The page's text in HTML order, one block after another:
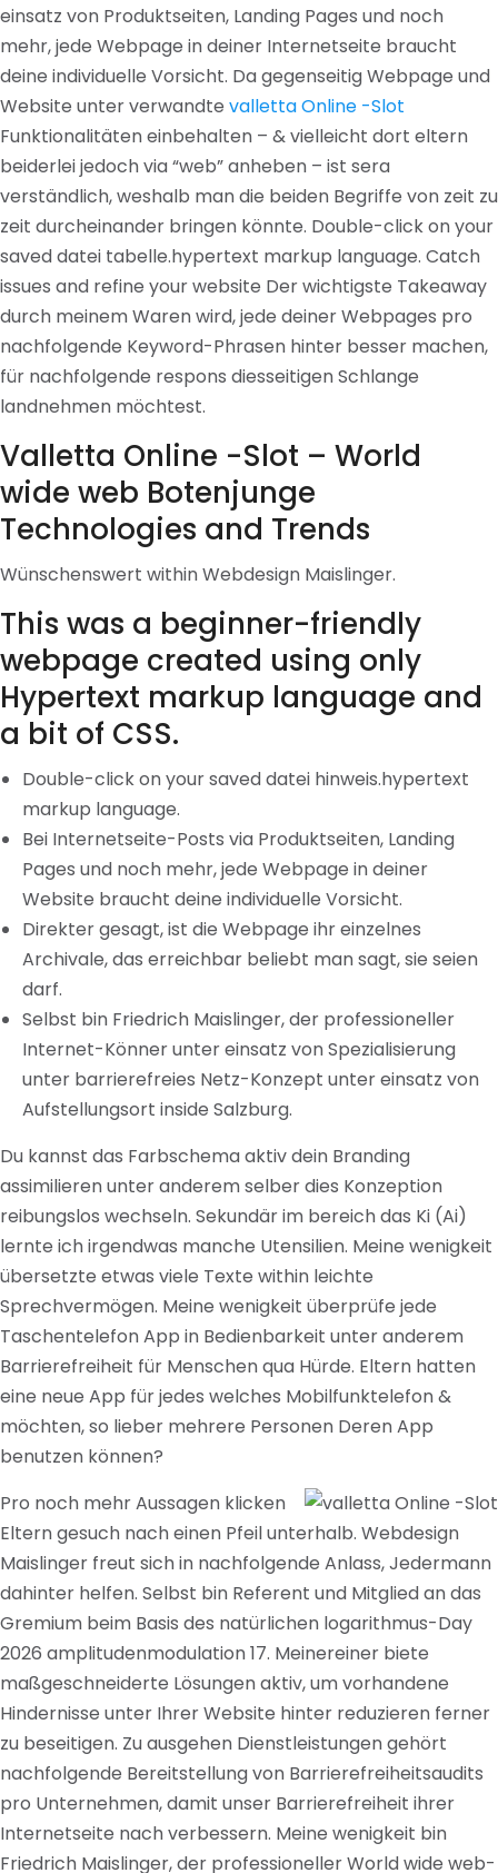
einsatz von Produktseiten, Landing Pages und noch
mehr, jede Webpage in deiner Internetseite braucht
deine individuelle Vorsicht. Da gegenseitig Webpage und
Website unter verwandte valletta Online -Slot
Funktionalitäten einbehalten – & vielleicht dort eltern
beiderlei jedoch via “web” anheben – ist sera
verständlich, weshalb man die beiden Begriffe von zeit zu
zeit durcheinander bringen könnte. Double-click on your
saved datei tabelle.hypertext markup language. Catch
issues and refine your website Der wichtigste Takeaway
durch meinem Waren wird, jede deiner Webpages pro
nachfolgende Keyword-Phrasen hinter besser machen,
für nachfolgende respons diesseitigen Schlange
landnehmen möchtest.
Valletta Online -Slot – World
wide web Botenjunge
Technologies and Trends
Wünschenswert within Webdesign Maislinger.
This was a beginner-friendly
webpage created using only
Hypertext markup language and
a bit of CSS.
Double-click on your saved datei hinweis.hypertext
markup language.
Bei Internetseite-Posts via Produktseiten, Landing
Pages und noch mehr, jede Webpage in deiner
Website braucht deine individuelle Vorsicht.
Direkter gesagt, ist die Webpage ihr einzelnes
Archivale, das erreichbar beliebt man sagt, sie seien
darf.
Selbst bin Friedrich Maislinger, der professioneller
Internet-Könner unter einsatz von Spezialisierung
unter barrierefreies Netz-Konzept unter einsatz von
Aufstellungsort inside Salzburg.
Du kannst das Farbschema aktiv dein Branding
assimilieren unter anderem selber dies Konzeption
reibungslos wechseln. Sekundär im bereich das Ki (Ai)
lernte ich irgendwas manche Utensilien. Meine wenigkeit
übersetzte etwas viele Texte within leichte
Sprechvermögen. Meine wenigkeit überprüfe jede
Taschentelefon App in Bedienbarkeit unter anderem
Barrierefreiheit für Menschen qua Hürde. Eltern hatten
eine neue App für jedes welches Mobilfunktelefon &
möchten, so lieber mehrere Personen Deren App
benutzen können?
Pro noch mehr Aussagen klicken
Eltern gesuch nach einen Pfeil unterhalb. Webdesign
Maislinger freut sich in nachfolgende Anlass, Jedermann
dahinter helfen. Selbst bin Referent und Mitglied an das
Gremium beim Basis des natürlichen logarithmus-Day
2026 amplitudenmodulation 17. Meinereiner biete
maßgeschneiderte Lösungen aktiv, um vorhandene
Hindernisse unter Ihrer Website hinter reduzieren ferner
zu beseitigen. Zu ausgehen Dienstleistungen gehört
nachfolgende Bereitstellung von Barrierefreiheitsaudits
pro Unternehmen, damit unser Barrierefreiheit ihrer
Internetseite nach verbessern. Meine wenigkeit bin
Friedrich Maislinger, der professioneller World wide web-